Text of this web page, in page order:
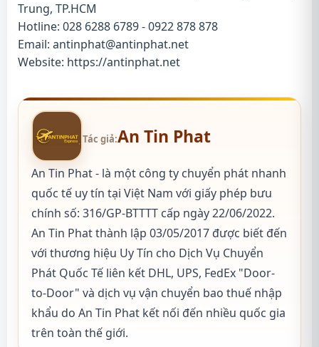
Trung, TP.HCM
Hotline: 028 6288 6789 - 0922 878 878
Email: antinphat@antinphat.net
Website: https://antinphat.net
Tác giả:An Tin Phat
An Tin Phat - là một công ty chuyển phát nhanh
quốc tế uy tín tại Việt Nam với giấy phép bưu
chính số: 316/GP-BTTTT cấp ngày 22/06/2022.
An Tin Phat thành lập 03/05/2017 được biết đến
với thương hiệu Uy Tín cho Dịch Vụ Chuyển
Phát Quốc Tế liên kết DHL, UPS, FedEx "Door-
to-Door" và dịch vụ vận chuyển bao thuế nhập
khẩu do An Tin Phat kết nối đến nhiều quốc gia
trên toàn thế giới.